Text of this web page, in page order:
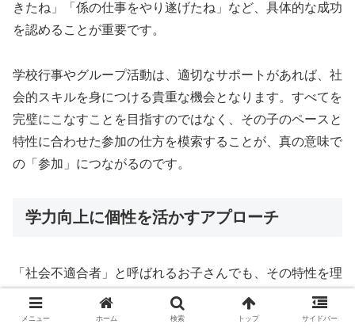
きたね」「係の仕事をやり遂げたね」など、具体的な成功
を認めることが重要です。
学校行事やグループ活動は、適切なサポートがあれば、社
会的スキルを身につける貴重な機会となります。すべてを
完璧にこなすことを目指すのではなく、その子のペースと
特性に合わせた参加の仕方を模索することが、真の意味で
の「参加」につながるのです。
学力向上に個性を活かすアプローチ
「社会不適合者」と呼ばれるお子さんでも、その特性を理
解し、適切な学習環境を整えることで、高い学力を身につ
けることが可能です。むしろ、その独特の視点や考え方
メニュー ホーム 検索 トップ サイドバー